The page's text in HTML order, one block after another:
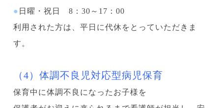
● 日曜・祝日 8：30～17：00
利用された方は、平日に代休をとっていただきま
す。
（4）体調不良児対応型病児保育
保育中に体調不良になったお子様を